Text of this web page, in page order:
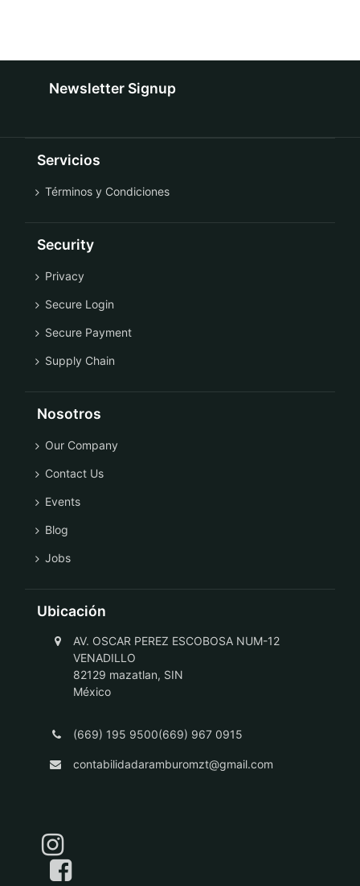
Newsletter Signup
Servicios
Términos y Condiciones
Security
Privacy
Secure Login
Secure Payment
Supply Chain
Nosotros
Our Company
Contact Us
Events
Blog
Jobs
Ubicación
AV. OSCAR PEREZ ESCOBOSA NUM-12
VENADILLO
82129 mazatlan, SIN
México
(669) 195 9500(669) 967 0915
contabilidadaramburomzt@gmail.com